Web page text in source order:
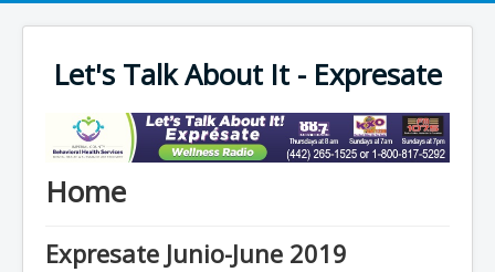
Let's Talk About It - Expresate
Home
Expresate Junio-June 2019